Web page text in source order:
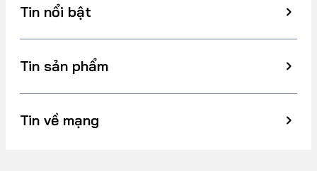
Tin nổi bật
Tin sản phẩm
Tin về mạng